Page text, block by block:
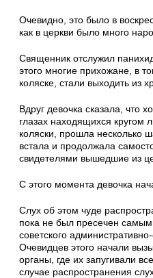
Очевидно, это было в
как в церкви было много
Священник отслужил
этого многие прихожане, в
коляске, стали выходить из
Вдруг девочка сказала, что
глазах находящихся кругом
коляски, прошла не­сколько
встала и продолжала
свидетелями вышедшие из
С этого момента девочка
Слух об этом чуде
пока не был пресечен
советского
Очевидцев этого начали
органы, где их за­пугивали
случае распространения